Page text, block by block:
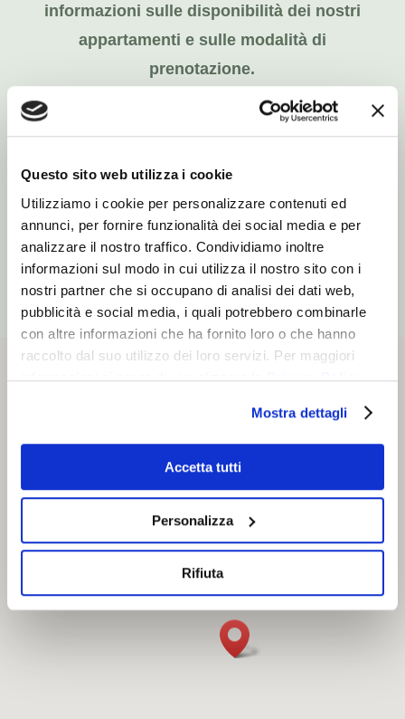
Questo sito web utilizza i cookie
Utilizziamo i cookie per personalizzare contenuti ed
annunci, per fornire funzionalità dei social media e per
analizzare il nostro traffico. Condividiamo inoltre
informazioni sul modo in cui utilizza il nostro sito con i
nostri partner che si occupano di analisi dei dati web,
pubblicità e social media, i quali potrebbero combinarle
con altre informazioni che ha fornito loro o che hanno
raccolto dal suo utilizzo dei loro servizi. Per maggiori
informazioni si prega di visualizzare laPrivacy Policy.
Mostra dettagli
Accetta tutti
Personalizza
Rifiuta
informazioni sulle disponibilità dei nostri
appartamenti e sulle modalità di
prenotazione.
Saremo felici di spiegarvi il pregio e la
modalità di acquisto.
VERIFICA DISPONIBILITÀ